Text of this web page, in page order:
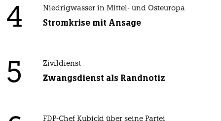
4 Niedrigwasser in Mittel- und Osteuropa
Stromkrise mit Ansage
5 Zivildienst
Zwangsdienst als Randnotiz
FDP-Chef Kubicki über seine Partei